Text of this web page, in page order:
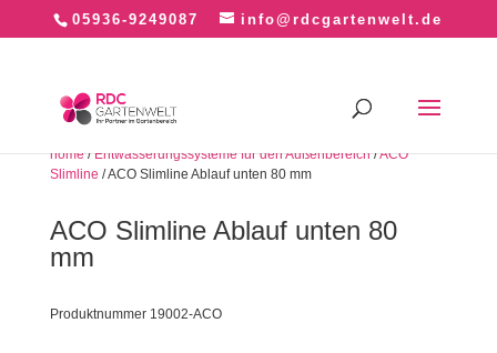
05936-9249087 info@rdcgartenwelt.de
home/Entwässerungssysteme für den Außenbereich/ACO
Slimline / ACO Slimline Ablauf unten 80 mm
ACO Slimline Ablauf unten 80
mm
Produktnummer 19002-ACO